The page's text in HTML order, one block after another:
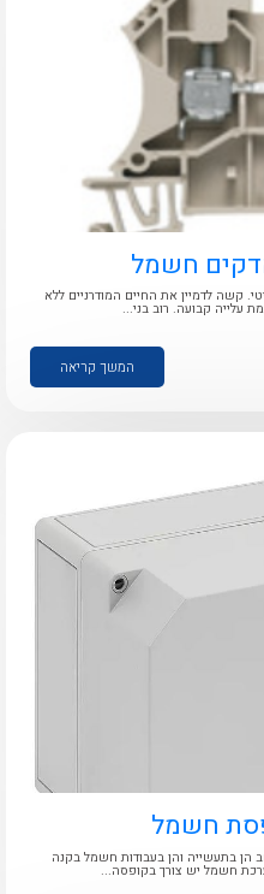
לכל מוצרי היצרן
לכל מוצרי היצרן
חשמל
קשה לדמיין את החיים המודרניים ללא
קבועה. רוב בני...
המשך קריאה
חשמל
בתעשייה והן בעבודות חשמל בקנה
חשמל יש צורך בקופסה...